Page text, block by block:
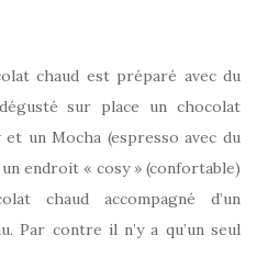
chaud est préparé avec du
sur place un chocolat
un Mocha (espresso avec du
endroit « cosy » (confortable)
chaud accompagné d’un
Par contre il n’y a qu’un seul